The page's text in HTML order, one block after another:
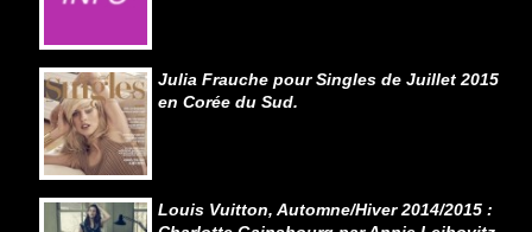
Julia Frauche pour Singles de Juillet 2015
en Corée du Sud.
Louis Vuitton, Automne/Hiver 2014/2015 :